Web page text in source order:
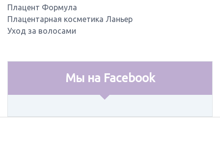
Плацент Формула
Плацентарная косметика Ланьер
Уход за волосами
Мы на Facebook